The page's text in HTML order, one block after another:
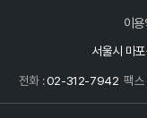
이
서울시 마
전화 :02-312-7942 팩스